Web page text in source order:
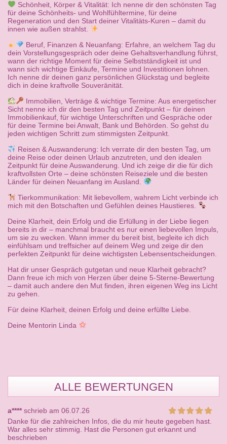
Schönheit, Körper & Vitalität: Ich nenne dir den schönsten Tag
für deine Schönheits- und Wohlfühltermine, für deine
Regeneration und den Start deiner Vitalitäts-Kuren – damit du
innen wie außen strahlst.
Beruf, Finanzen & Neuanfang: Erfahre, an welchem Tag du
dein Vorstellungsgespräch oder deine Gehaltsverhandlung führst,
wann der richtige Moment für deine Selbstständigkeit ist und
wann sich wichtige Einkäufe, Termine und Investitionen lohnen.
Ich nenne dir deinen ganz persönlichen Glückstag und begleite
dich in deine kraftvolle Souveränität.
Immobilien, Verträge & wichtige Termine: Aus energetischer
Sicht nenne ich dir den besten Tag und Zeitpunkt – für deinen
Immobilienkauf, für wichtige Unterschriften und Gespräche oder
für deine Termine bei Anwalt, Bank und Behörden. So gehst du
jeden wichtigen Schritt zum stimmigsten Zeitpunkt.
Reisen & Auswanderung: Ich verrate dir den besten Tag, um
deine Reise oder deinen Urlaub anzutreten, und den idealen
Zeitpunkt für deine Auswanderung. Und ich zeige dir die für dich
kraftvollsten Orte – deine schönsten Reiseziele und die besten
Länder für deinen Neuanfang im Ausland.
Tierkommunikation: Mit liebevollem, wahrem Licht verbinde ich
mich mit den Botschaften und Gefühlen deines Haustieres.
Deine Klarheit, dein Erfolg und die Erfüllung in der Liebe liegen
bereits in dir – manchmal braucht es nur einen liebevollen Impuls,
um sie zu wecken. Wann immer du bereit bist, begleite ich dich
einfühlsam und treffsicher auf deinem Weg und zeige dir den
perfekten Zeitpunkt für deine wichtigsten Lebensentscheidungen.
Hat dir unser Gespräch gutgetan und neue Klarheit gebracht?
Dann freue ich mich von Herzen über deine 5-Sterne-Bewertung
– damit auch andere den Mut finden, ihren eigenen Weg ins Licht
zu gehen.
Für deine Klarheit, deinen Erfolg und deine erfüllte Liebe.
Deine Mentorin Linda
ALLE BEWERTUNGEN
a****schrieb am 06.07.26
Danke für die zahlreichen Infos, die du mir heute gegeben hast.
War alles sehr stimmig. Hast die Personen gut erkannt und
beschrieben